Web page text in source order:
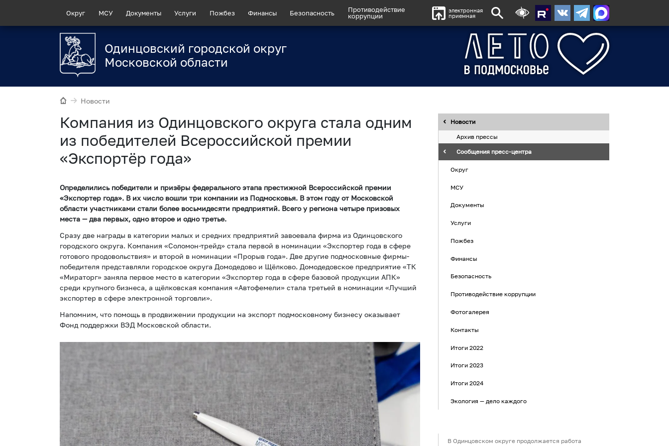
Округ МСУ Документы Услуги Пожбез Финансы Безопасность
Противодействие
коррупции
электронная
приемная
Одинцовский городской округ
Московской области
Новости
Компания из Одинцовского округа стала одним
из победителей Всероссийской премии
«Экспортёр года»
Определились победители и призёры федерального этапа престижной Всероссийской премии
«Экспортер года». В их число вошли три компании из Подмосковья. В этом году от Московской
области участниками стали более восьмидесяти предприятий. Всего у региона четыре призовых
места — два первых, одно второе и одно третье.
Сразу две награды в категории малых и средних предприятий завоевала фирма из Одинцовского
городского округа. Компания «Соломон-трейд» стала первой в номинации «Экспортер года в сфере
готового продовольствия» и второй в номинации «Прорыв года». Две другие подмосковные фирмы-
победителя представляли городское округа Домодедово и Щёлково. Домодедовское предприятие «ТК
«Мираторг» заняла первое место в категории «Экспортер года в сфере базовой продукции АПК»
среди крупного бизнеса, а щёлковская компания «Автофемели» стала третьей в номинации «Лучший
экспортер в сфере электронной торговли».
Напомним, что помощь в продвижении продукции на экспорт подмосковному бизнесу оказывает
Фонд поддержки ВЭД Московской области.
Новости
Архив прессы
Сообщения пресс-центра
Округ
МСУ
Документы
Услуги
Пожбез
Финансы
Безопасность
Противодействие коррупции
Фотогалерея
Контакты
Итоги 2022
Итоги 2023
Итоги 2024
Экология — дело каждого
В Одинцовском округе продолжается работа